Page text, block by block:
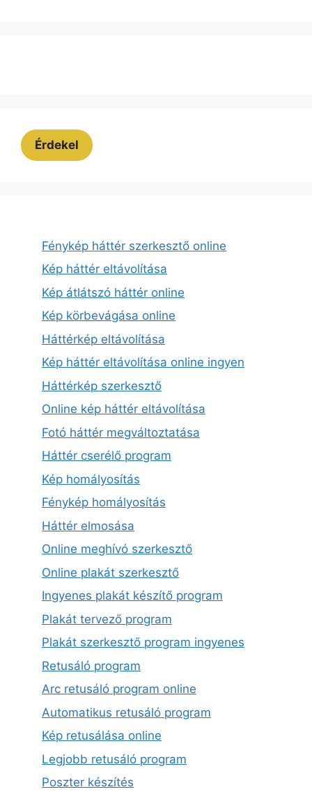
Érdekel
Fénykép háttér szerkesztő online
Kép háttér eltávolítása
Kép átlátszó háttér online
Kép körbevágása online
Háttérkép eltávolítása
Kép háttér eltávolítása online ingyen
Háttérkép szerkesztő
Online kép háttér eltávolítása
Fotó háttér megváltoztatása
Háttér cserélő program
Kép homályosítás
Fénykép homályosítás
Háttér elmosása
Online meghívó szerkesztő
Online plakát szerkesztő
Ingyenes plakát készítő program
Plakát tervező program
Plakát szerkesztő program ingyenes
Retusáló program
Arc retusáló program online
Automatikus retusáló program
Kép retusálása online
Legjobb retusáló program
Poszter készítés